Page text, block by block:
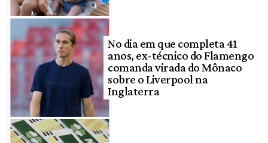
No dia em que completa 41
anos, ex-técnico do Flamengo
comanda virada do Mônaco
sobre o Liverpool na
Inglaterra